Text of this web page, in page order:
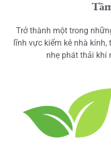
Trở thành một trong
lĩnh vực kiểm kê nhà
nhẹ phát thải khí